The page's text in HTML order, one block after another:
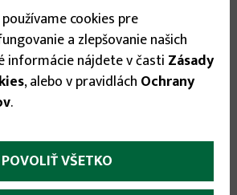
cookies pre
a zlepšovanie našich
informácie nájdete v časti Zásady
, alebo v pravidlách Ochrany
.
POVOLIŤ VŠETKO